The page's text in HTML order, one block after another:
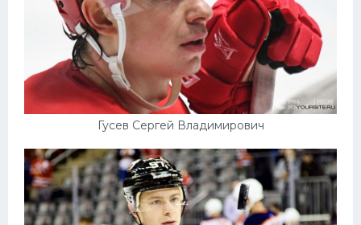
Гусев Сергей Владимирович